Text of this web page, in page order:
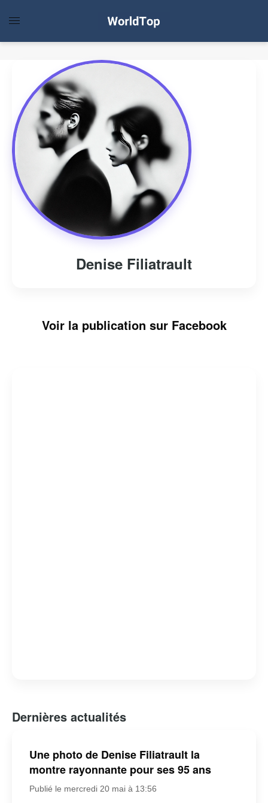
Denise Filiatrault
Voir la publication sur Facebook
Dernières actualités
Une photo de Denise Filiatrault la
montre rayonnante pour ses 95 ans
Publié le mercredi 20 mai à 13:56